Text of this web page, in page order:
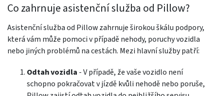
Co zahrnuje asistenční služba od Pillow?
Asistenční služba od Pillow zahrnuje širokou škálu podpory,
která vám může pomoci v případě nehody, poruchy vozidla
nebo jiných problémů na cestách. Mezi hlavní služby patří:
Odtah vozidla - V případě, že vaše vozidlo není
schopno pokračovat v jízdě kvůli nehodě nebo poruše,